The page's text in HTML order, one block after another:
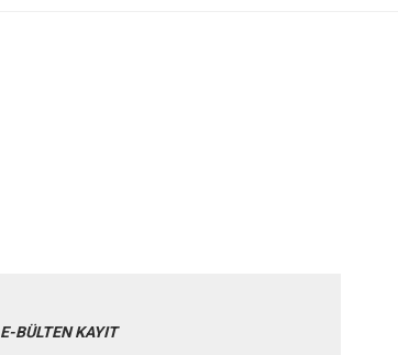
E-BÜLTEN KAYIT